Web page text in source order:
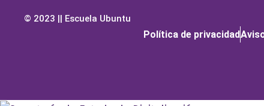
© 2023 || Escuela Ubuntu
Política de privacidad